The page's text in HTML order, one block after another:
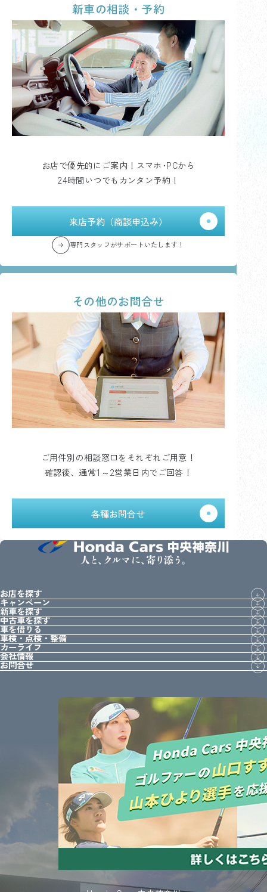
新車の相談・予約
お店で優先的にご案内！スマホ･PCから
24時間いつでもカンタン予約！
来店予約（商談申込み）
専門スタッフがサポートいたします！
その他のお問合せ
ご用件別の相談窓口をそれぞれご用意！
確認後、通常1～2営業日内でご回答！
各種お問合せ
人と、クルマに、寄り添う。
お店を探す
キャンペーン
新車を探す
中古車を探す
車を借りる
車検・点検・整備
カーライフ
会社情報
お問合せ